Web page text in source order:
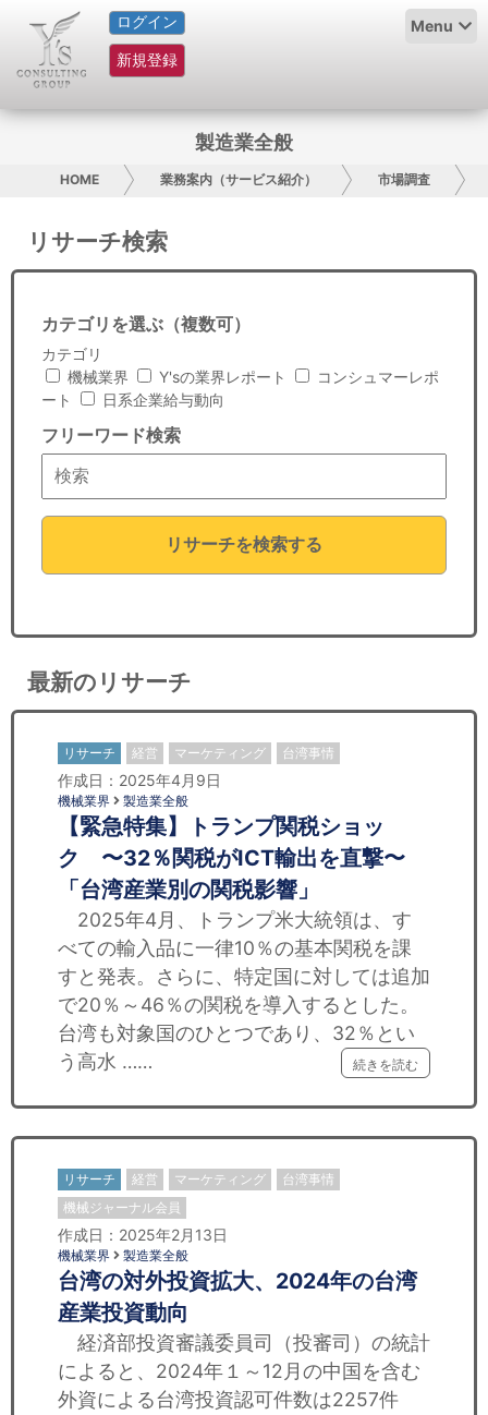
ログイン
新規登録
Menu
HOME
サービス紹介
グループ概要
採用情報
日本人にPR
コンサルティング
リサーチ
セミナー
製造業全般
HOME 業務案内（サービス紹介） 市場調査
リサーチ検索
カテゴリを選ぶ（複数可）
カテゴリ
機械業界
Y'sの業界レポート
コンシュマーレポ
ート
日系企業給与動向
フリーワード検索
リサーチを検索する
最新のリサーチ
リサーチ 経営 マーケティング 台湾事情
作成日：2025年4月9日
機械業界 製造業全般
【緊急特集】トランプ関税ショッ
ク 〜32％関税がICT輸出を直撃〜
「台湾産業別の関税影響」
2025年4月、トランプ米大統領は、す
べての輸入品に一律10％の基本関税を課
すと発表。さらに、特定国に対しては追加
で20％～46％の関税を導入するとした。
台湾も対象国のひとつであり、32％とい
う高水 ……
続きを読む
リサーチ 経営 マーケティング
台湾事情
機械ジャーナル会員
作成日：2025年2月13日
機械業界 製造業全般
台湾の対外投資拡大、2024年の台湾
産業投資動向
経済部投資審議委員司（投審司）の統計
によると、2024年１～12月の中国を含む
外資による台湾投資認可件数は2257件